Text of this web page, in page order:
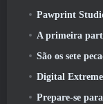
Pawprint Studios anuncia
A primeira parte da
São os sete
Digital Extremes pede
Prepare-se